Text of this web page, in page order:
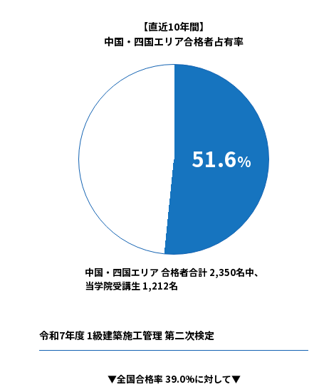
【直近10年間】
中国・四国エリア合格者占有率
51.6%
中国・四国エリア 合格者合計 2,350名中、
当学院受講生 1,212名
令和7年度 1級建築施工管理 第二次検定
▼全国合格率 39.0%に対して▼